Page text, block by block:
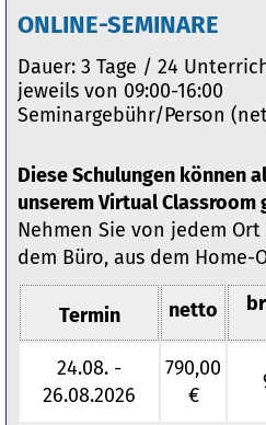
ONLINE-SEMINARE
Dauer: 3 Tage / 24
jeweils von 09:00-16:00
Seminargebühr/Person
Diese Schulungen können
unserem Virtual Classroom
Nehmen Sie von jedem
dem Büro, aus dem Home-
Termin netto
24.08. -
26.08.2026
790,00
€